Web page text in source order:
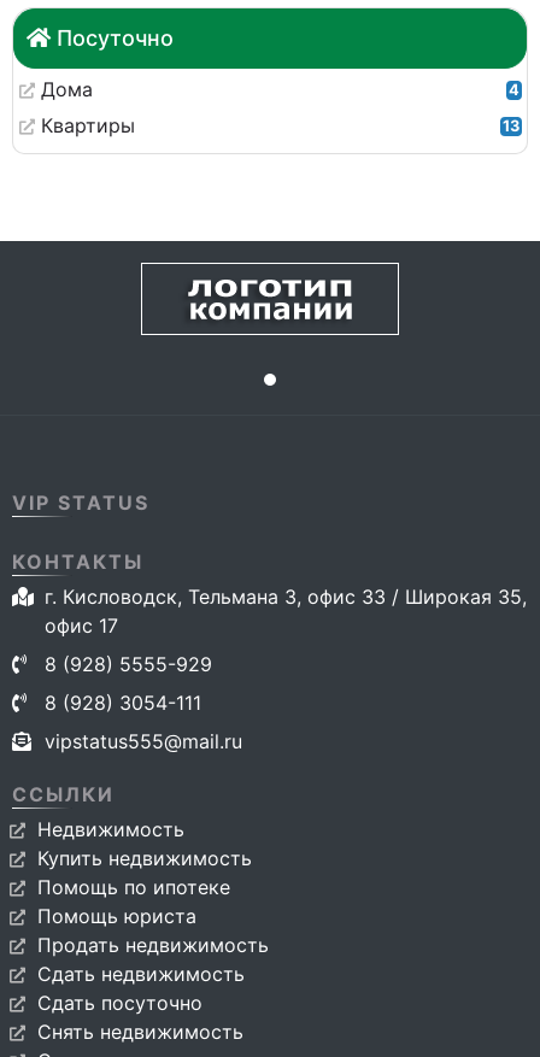
Посуточно
Дома 4
Квартиры 13
VIP STATUS
КОНТАКТЫ
г. Кисловодск, Тельмана 3, офис 33 / Широкая 35,
офис 17
8 (928) 5555-929
8 (928) 3054-111
vipstatus555@mail.ru
ССЫЛКИ
Недвижимость
Купить недвижимость
Помощь по ипотеке
Помощь юриста
Продать недвижимость
Сдать недвижимость
Сдать посуточно
Снять недвижимость